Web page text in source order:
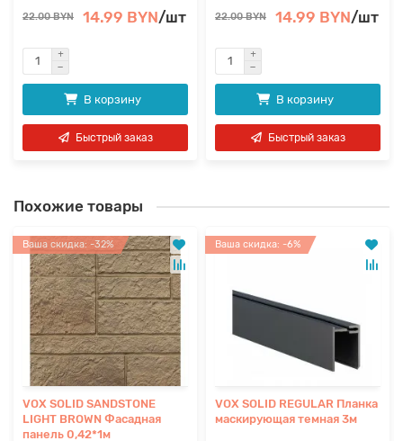
22.00 BYN 14.99 BYN/шт
В корзину
Быстрый заказ
22.00 BYN 14.99 BYN/шт
В корзину
Быстрый заказ
Похожие товары
Ваша скидка: -32%
VOX SOLID SANDSTONE
LIGHT BROWN Фасадная
панель 0,42*1м
Ваша скидка: -6%
VOX SOLID REGULAR Планка
маскирующая темная 3м